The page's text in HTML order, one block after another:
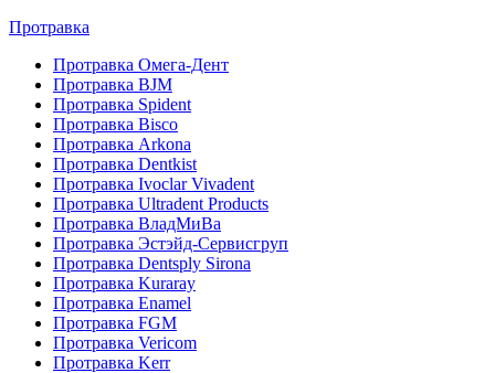
Протравка
Протравка Омега-Дент
Протравка BJM
Протравка Spident
Протравка Bisco
Протравка Arkona
Протравка Dentkist
Протравка Ivoclar Vivadent
Протравка Ultradent Products
Протравка ВладМиВа
Протравка Эстэйд-Сервисгруп
Протравка Dentsply Sirona
Протравка Kuraray
Протравка Enamel
Протравка FGM
Протравка Vericom
Протравка Kerr